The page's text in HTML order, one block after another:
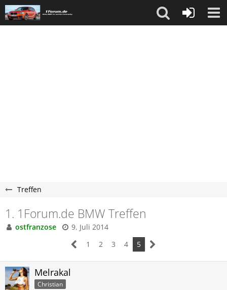
Treffen
1. 1Forum.de BMW Treffen
ostfranzose
9. Juli 2014
1
2 3 4 5
Melrakal
Christian